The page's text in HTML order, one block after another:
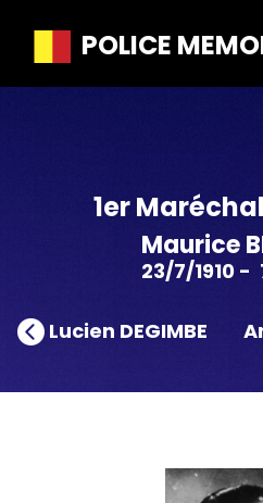
POLICE
1er
Maurice
23/7/1910 -
Lucien DEGIMBE